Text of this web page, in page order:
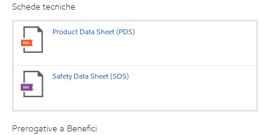
Schede tecniche
Product Data Sheet (PDS)
Safety Data Sheet (SDS)
Prerogative a Benefici